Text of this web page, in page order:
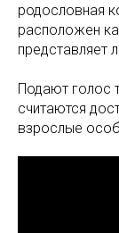
родословная
расположен
представляет
Подают голос
считаются
взрослые